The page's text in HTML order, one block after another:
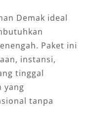
Demak ideal
Paket ini
instansi,
tinggal
yang
tanpa